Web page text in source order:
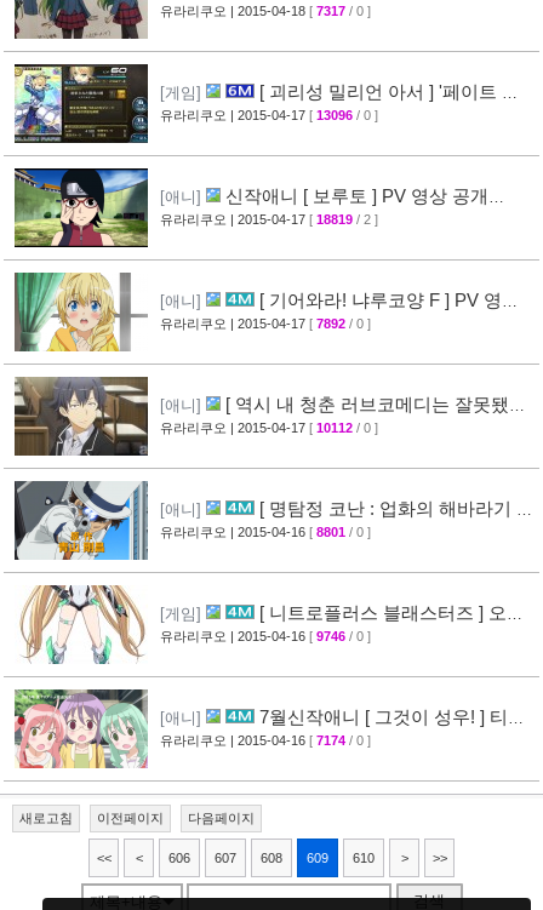
진 명단 공개 [32]
유라리쿠오 | 2015-04-18 [ 7317 / 0 ]
[게임]
[ 괴리성 밀리언 아서 ] '페이트 스
테이 나이트' 제휴 이벤트 정보
유라리쿠오 | 2015-04-17 [ 13096 / 0 ]
[애니]
신작애니 [ 보루토 ] PV 영상 공개
(BORUTO) [68]
유라리쿠오 | 2015-04-17 [ 18819 / 2 ]
[애니]
[ 기어와라! 냐루코양 F ] PV 영상
공개 [32]
유라리쿠오 | 2015-04-17 [ 7892 / 0 ]
[애니]
[ 역시 내 청춘 러브코메디는 잘못됐다
속 ] 3화 선행컷 + 개요 공개
유라리쿠오 | 2015-04-17 [ 10112 / 0 ]
[애니]
[ 명탐정 코난 : 업화의 해바라기 ]
CM 영상 공개 [40]
유라리쿠오 | 2015-04-16 [ 8801 / 0 ]
[게임]
[ 니트로플러스 블래스터즈 ] 오프
닝 영상 공개 [32]
유라리쿠오 | 2015-04-16 [ 9746 / 0 ]
[애니]
7월신작애니 [ 그것이 성우! ] 티저
영상 공개
[26]
유라리쿠오 | 2015-04-16 [ 7174 / 0 ]
새로고침 이전페이지 다음페이지
<< < 606 607 608 609 610 > >>
제목+내용 검색